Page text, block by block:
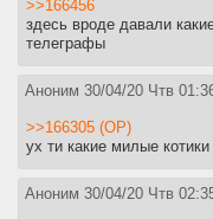
>>166456
здесь вроде давали
телеграфы
Аноним 30/04/20 Чтв
>>166305 (OP)
ух ти какие милые котики
Аноним 30/04/20 Чтв